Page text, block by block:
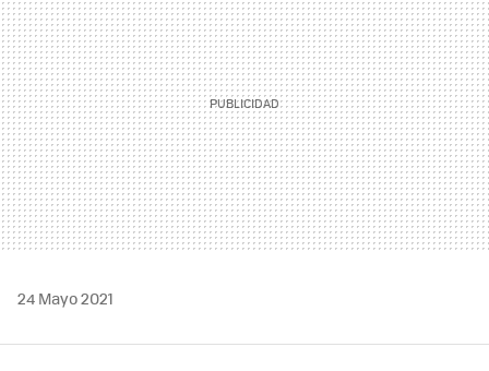
24 Mayo 2021